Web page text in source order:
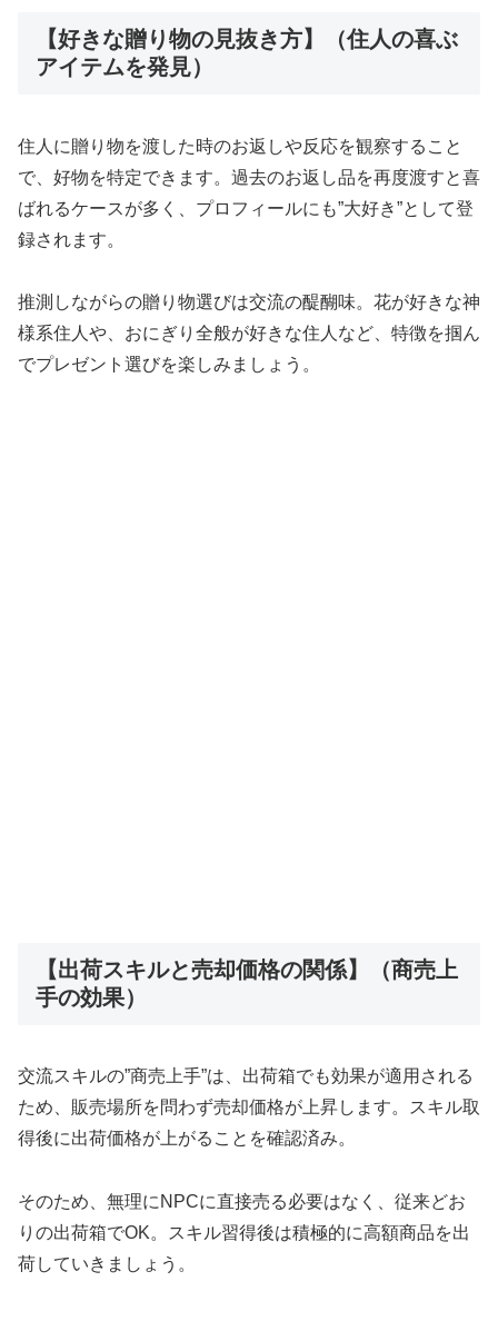
【好きな贈り物の見抜き方】（住人の喜ぶ
アイテムを発見）
住人に贈り物を渡した時のお返しや反応を観察すること
で、好物を特定できます。過去のお返し品を再度渡すと喜
ばれるケースが多く、プロフィールにも”大好き”として登
録されます。
推測しながらの贈り物選びは交流の醍醐味。花が好きな神
様系住人や、おにぎり全般が好きな住人など、特徴を掴ん
でプレゼント選びを楽しみましょう。
【出荷スキルと売却価格の関係】（商売上
手の効果）
交流スキルの”商売上手”は、出荷箱でも効果が適用される
ため、販売場所を問わず売却価格が上昇します。スキル取
得後に出荷価格が上がることを確認済み。
そのため、無理にNPCに直接売る必要はなく、従来どお
りの出荷箱でOK。スキル習得後は積極的に高額商品を出
荷していきましょう。